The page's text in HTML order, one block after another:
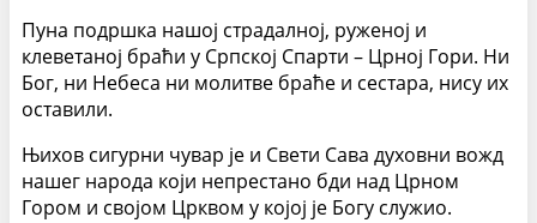
Пуна подршка нашој страдалној, руженој и
клеветаној браћи у Српској Спарти – Црној Гори. Ни
Бог, ни Небеса ни молитве браће и сестара, нису их
оставили.
Њихов сигурни чувар је и Свети Сава духовни вожд
нашег народа који непрестано бди над Црном
Гором и својом Црквом у којој је Богу служио.